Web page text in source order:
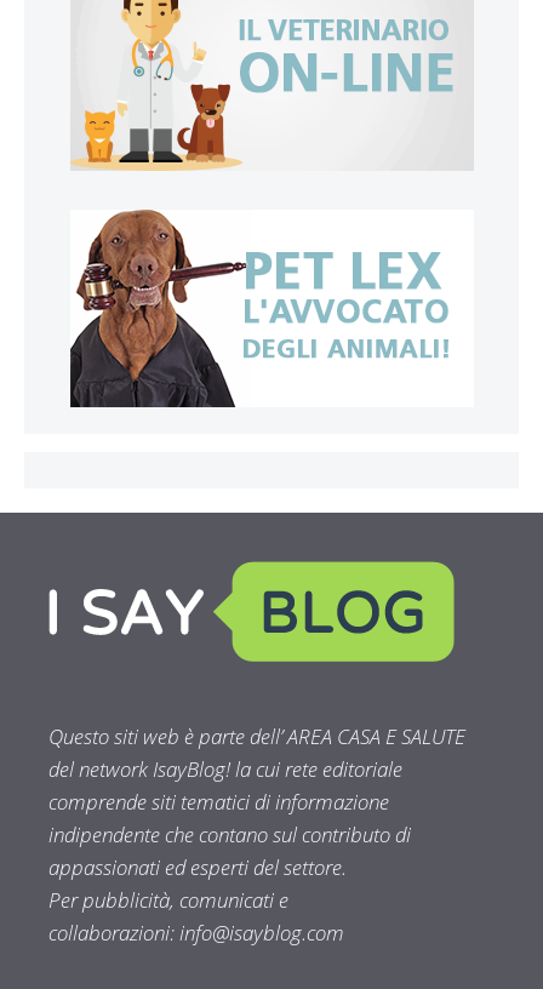
Questo siti web è parte dell’ AREA CASA E SALUTE
del network IsayBlog! la cui rete editoriale
comprende siti tematici di informazione
indipendente che contano sul contributo di
appassionati ed esperti del settore.
Per pubblicità, comunicati e
collaborazioni:info@isayblog.com